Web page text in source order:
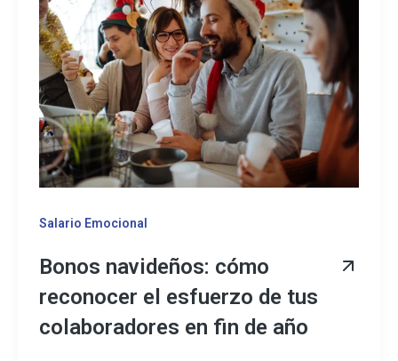
Salario Emocional
Bonos navideños: cómo
reconocer el esfuerzo de tus
colaboradores en fin de año